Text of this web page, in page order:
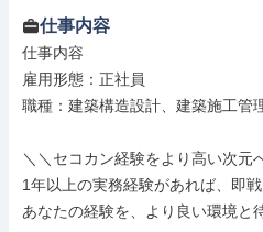
仕事内容
仕事内容
雇用形態：正社員
職種：建築構造設計、建築施工管
＼＼セコカン経験をより高い次元
1年以上の実務経験があれば、即
あなたの経験を、より良い環境と